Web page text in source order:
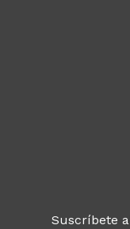
Suscríbete